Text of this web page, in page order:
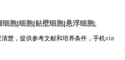
胞|细胞|贴壁细胞|悬浮细胞|,
楚，提供参考文献和培养条件，手机xia